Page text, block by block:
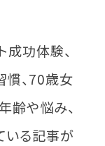
成功体験、
、70歳女
齢や悩み、
いる記事が